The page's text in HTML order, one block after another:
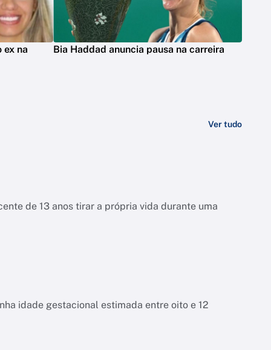
ex na
Bia Haddad anuncia pausa na carreira
Ver tudo
de 13 anos tirar a própria vida durante uma
idade gestacional estimada entre oito e 12